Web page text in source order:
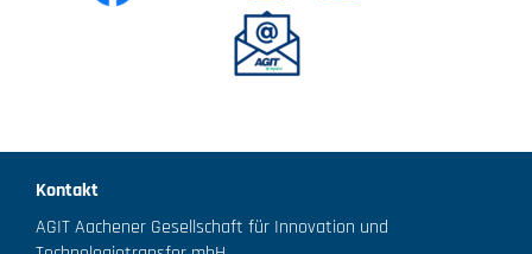
Kontakt
AGIT Aachener Gesellschaft für Innovation und